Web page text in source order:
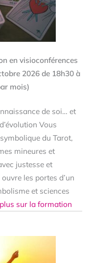
en visioconférences
2026 de 18h30 à
mois)
de soi… et
Vous
du Tarot,
mineures et
justesse et
les portes d’un
et sciences
sur la formation